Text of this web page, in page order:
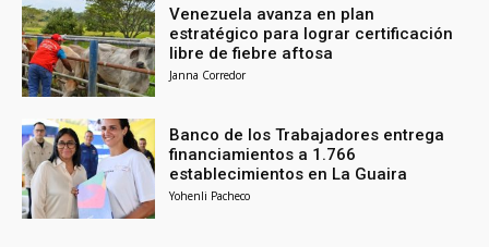
Venezuela avanza en plan
estratégico para lograr certificación
libre de fiebre aftosa
Janna Corredor
Banco de los Trabajadores entrega
financiamientos a 1.766
establecimientos en La Guaira
Yohenli Pacheco